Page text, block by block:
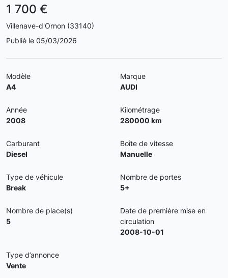
1 700 €
Villenave-d'Ornon (33140)
Publié le 05/03/2026
Modèle
A4
Marque
AUDI
Année
2008
Kilométrage
280000 km
Carburant
Diesel
Boîte de vitesse
Manuelle
Type de véhicule
Break
Nombre de portes
5+
Nombre de place(s)
5
Date de première mise en
circulation
2008-10-01
Type d’annonce
Vente